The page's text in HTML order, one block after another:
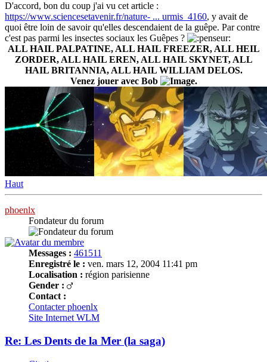
D'accord, bon du coup j'ai vu cet article :
https://www.sciencesetavenir.fr/nature- ... urmis_4160, y avait de
quoi être loin de savoir qu'elles descendaient de la guêpe. Par contre
c'est pas parmi les insectes sociaux les Guêpes ?
ALL HAIL PALPATINE, ALL HAIL FREEZER, ALL HEIL
ZORDER, ALL HAIL EREN, ALL HAIL SKYNET, ALL
HAIL BRITANNIA, ALL HAIL WILLIAM DELOS.
Venez jouer avec Bob
.
Haut
phoenlx
Fondateur du forum
Messages : 461511
Enregistré le : ven. mars 12, 2004 11:41 pm
Localisation : région parisienne
Gender :
Contact :
Contacter phoenlx
Site Internet WLM
Re: Les Dents de la Mer (la saga)